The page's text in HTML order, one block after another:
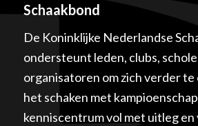
Schaakbond
De Koninklijke Nederlandse
ondersteunt leden, clubs,
organisatoren om zich verder
het schaken met
kenniscentrum vol met uitleg